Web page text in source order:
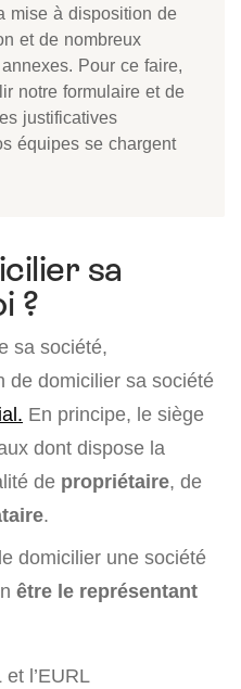
mise à disposition de
et de nombreux
Pour ce faire,
notre formulaire et de
justificatives
équipes se chargent
sa
?
sa société,
de domicilier sa société
En principe, le siège
dont dispose la
de propriétaire, de
.
domicilier une société
être le représentant
l’EURL